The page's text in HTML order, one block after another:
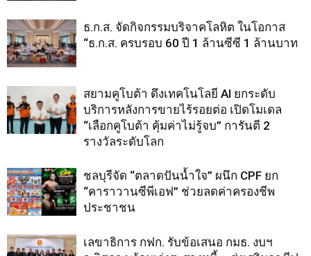
ธ.ก.ส. จัดกิจกรรมบริจาคโลหิต ในโอกาส
“ธ.ก.ส. ครบรอบ 60 ปี 1 ล้านซีซี 1 ล้านบาท
สยามคูโบต้า ดึงเทคโนโลยี AI ยกระดับ
บริการหลังการขายไร้รอยต่อ เปิดโมเดล
“เลือกคูโบต้า คุ้มค่าไม่รู้จบ” การันตี 2
รางวัลระดับโลก
ชลบุรีจัด “ตลาดปันน้ำใจ” ผนึก CPF ยก
“คาราวานซีพีเอฟ” ช่วยลดค่าครองชีพ
ประชาชน
เลขาธิการ กฟก. รับข้อเสนอ กมธ. งบฯ